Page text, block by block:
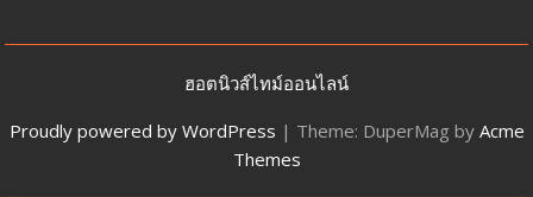
ฮอตนิวส์ไทม์ออนไลน์
Proudly powered by WordPress | Theme: DuperMag by Acme
Themes